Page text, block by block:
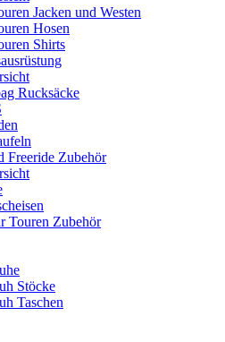
Jacken und Westen
Hosen
Shirts
Rucksäcke
Freeride Zubehör
Touren Zubehör
Stöcke
Taschen